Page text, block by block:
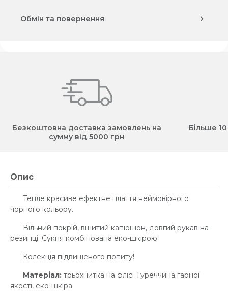
Обмін та повернення
Безкоштовна доставка замовлень на
сумму від 5000 грн
Більше
Опис
Тепле красиве ефектне плаття неймовірного
чорного кольору.
Вільний покрій, вшитий капюшон, довгий рукав на
резинці. Сукня комбінована еко-шкірою.
Колекція підвищеного попиту!
Матеріал: трьохнитка на флісі Туреччина гарної
якості, еко-шкіра.